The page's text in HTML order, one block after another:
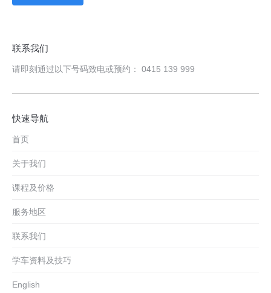
联系我们
请即刻通过以下号码致电或预约： 0415 139 999
快速导航
首页
关于我们
课程及价格
服务地区
联系我们
学车资料及技巧
English